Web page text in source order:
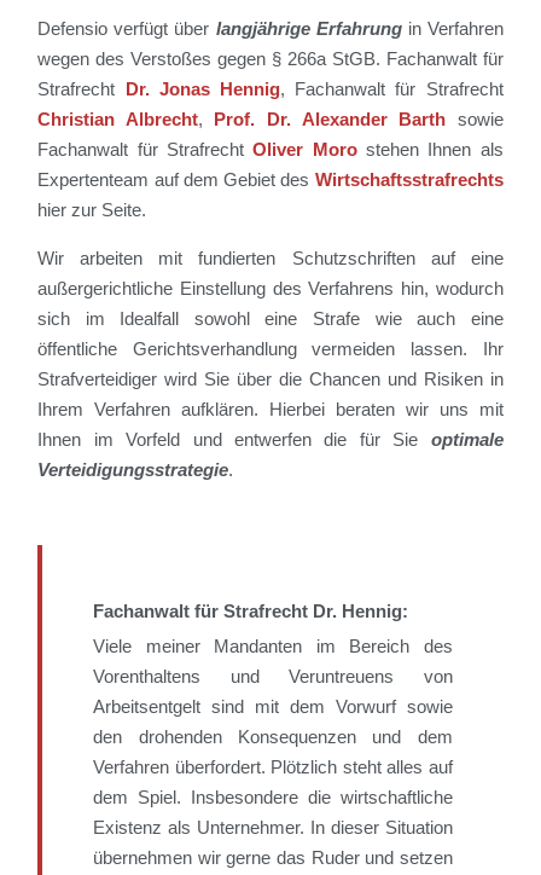
Defensio verfügt über langjährige Erfahrungin Verfahren
wegen des Verstoßes gegen § 266a StGB. Fachanwalt für
Strafrecht Dr. Jonas Hennig, Fachanwalt für Strafrecht
Christian Albrecht, Prof. Dr. Alexander Barth sowie
Fachanwalt für StrafrechtOliver Morostehen Ihnen als
Expertenteam auf dem Gebiet des Wirtschaftsstrafrechts
hier zur Seite.
Wir arbeiten mit fundierten Schutzschriften auf eine
außergerichtliche Einstellung des Verfahrens hin, wodurch
sich im Idealfall sowohl eine Strafe wie auch eine
öffentliche Gerichtsverhandlung vermeiden lassen. Ihr
Strafverteidiger wird Sie über die Chancen und Risiken in
Ihrem Verfahren aufklären. Hierbei beraten wir uns mit
Ihnen im Vorfeld und entwerfen die für Sie optimale
Verteidigungsstrategie.
Fachanwalt für Strafrecht Dr. Hennig:
Viele meiner Mandanten im Bereich des
Vorenthaltens und Veruntreuens von
Arbeitsentgelt sind mit dem Vorwurf sowie
den drohenden Konsequenzen und dem
Verfahren überfordert. Plötzlich steht alles auf
dem Spiel. Insbesondere die wirtschaftliche
Existenz als Unternehmer. In dieser Situation
übernehmen wir gerne das Ruder und setzen